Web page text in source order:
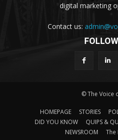
digital marketing
Contact us:
© The Voice
HOMEPAGE STORIES
DID YOU KNOW
QUIPS &
NEWSROOM
The